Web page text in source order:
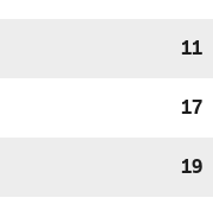
11
17
19